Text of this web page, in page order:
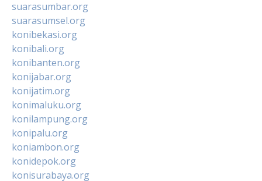
suarasumbar.org
suarasumsel.org
konibekasi.org
konibali.org
konibanten.org
konijabar.org
konijatim.org
konimaluku.org
konilampung.org
konipalu.org
koniambon.org
konidepok.org
konisurabaya.org